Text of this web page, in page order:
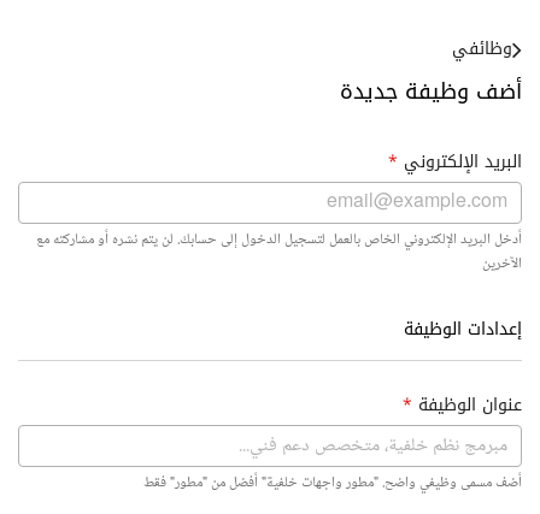
أضف وظيفة جديدة
وظائفي
البريد الإلكتروني *
أدخل البريد الإلكتروني الخاص بالعمل لتسجيل الدخول إلى حسابك. لن يتم نشره أو مشاركته مع
الآخرين
إعدادات الوظيفة
عنوان الوظيفة *
أضف مسمى وظيفي واضح. "مطور واجهات خلفية" أفضل من "مطور" فقط